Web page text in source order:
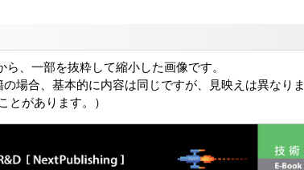
ら、一部を抜粋して縮小した画像です。
場合、基本的に内容は同じですが、見映えは異なり
とがあります。）